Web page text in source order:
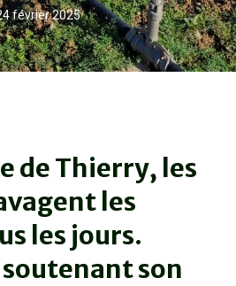
février 2025
de Thierry, les
les
les jours.
son